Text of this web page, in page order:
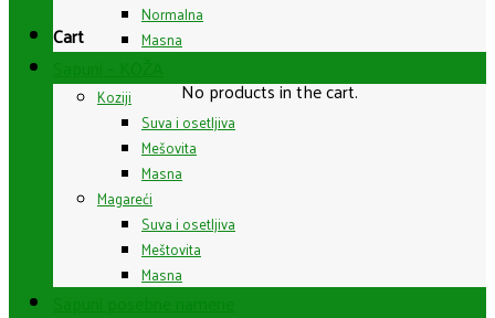
Cart
No products in the cart.
Normalna
Masna
Koziji
Suva i osetljiva
Mešovita
Masna
Magareći
Suva i osetljiva
Meštovita
Masna